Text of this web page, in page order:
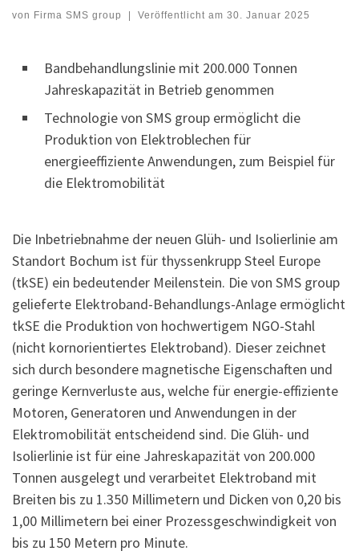
von Firma SMS group Veröffentlicht am 30. Januar 2025
Bandbehandlungslinie mit 200.000 Tonnen
Jahreskapazität in Betrieb genommen
Technologie von SMS group ermöglicht die
Produktion von Elektroblechen für
energieeffiziente Anwendungen, zum Beispiel für
die Elektromobilität
Die Inbetriebnahme der neuen Glüh- und Isolierlinie am
Standort Bochum ist für thyssenkrupp Steel Europe
(tkSE) ein bedeutender Meilenstein. Die von SMS group
gelieferte Elektroband-Behandlungs-Anlage ermöglicht
tkSE die Produktion von hochwertigem NGO-Stahl
(nicht kornorientiertes Elektroband). Dieser zeichnet
sich durch besondere magnetische Eigenschaften und
geringe Kernverluste aus, welche für energie-effiziente
Motoren, Generatoren und Anwendungen in der
Elektromobilität entscheidend sind. Die Glüh- und
Isolierlinie ist für eine Jahreskapazität von 200.000
Tonnen ausgelegt und verarbeitet Elektroband mit
Breiten bis zu 1.350 Millimetern und Dicken von 0,20 bis
1,00 Millimetern bei einer Prozessgeschwindigkeit von
bis zu 150 Metern pro Minute.